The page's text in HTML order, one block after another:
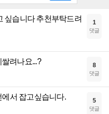
싶습니다 추천부탁드려
1
댓글
려나요...? 8
댓글
서 잡고싶습니다. 5
댓글